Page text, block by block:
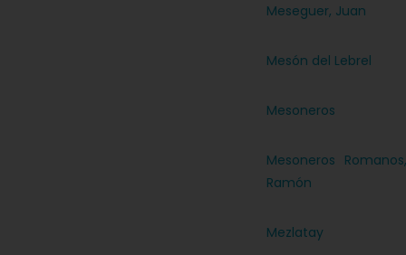
Meseguer, Juan
Mesón del Lebrel
Mesoneros
Mesoneros Romanos,
Ramón
Mezlatay